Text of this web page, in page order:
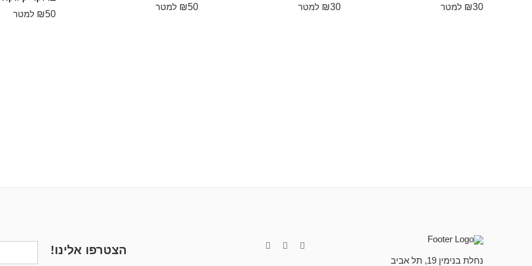
₪30 למטר ₪30 למטר ₪50 למטר
₪50 למטר
נחלת בנימין 19, תל אביב
הצטרפו אלינו!